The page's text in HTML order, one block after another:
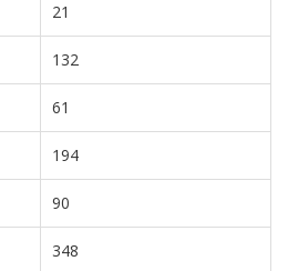
21
132
61
194
90
348